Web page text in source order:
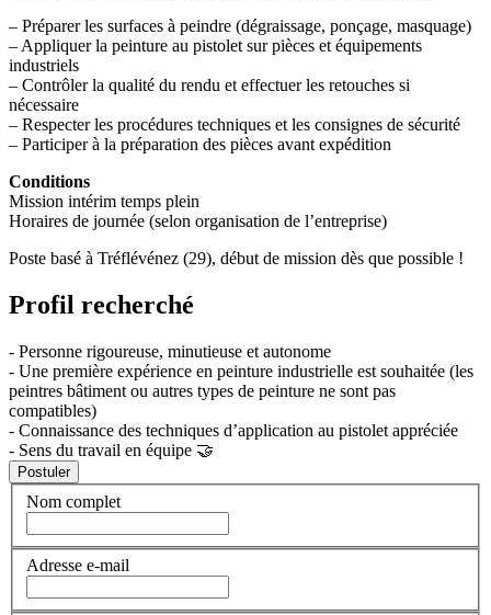
– Préparer les surfaces à peindre (dégraissage, ponçage, masquage)
– Appliquer la peinture au pistolet sur pièces et équipements
industriels
– Contrôler la qualité du rendu et effectuer les retouches si
nécessaire
– Respecter les procédures techniques et les consignes de sécurité
– Participer à la préparation des pièces avant expédition
Conditions
Mission intérim temps plein
Horaires de journée (selon organisation de l’entreprise)
Poste basé à Tréflévénez (29), début de mission dès que possible !
Profil recherché
- Personne rigoureuse, minutieuse et autonome
- Une première expérience en peinture industrielle est souhaitée (les
peintres bâtiment ou autres types de peinture ne sont pas
compatibles)
- Connaissance des techniques d’application au pistolet appréciée
- Sens du travail en équipe 🤝
Nom complet
Adresse e-mail